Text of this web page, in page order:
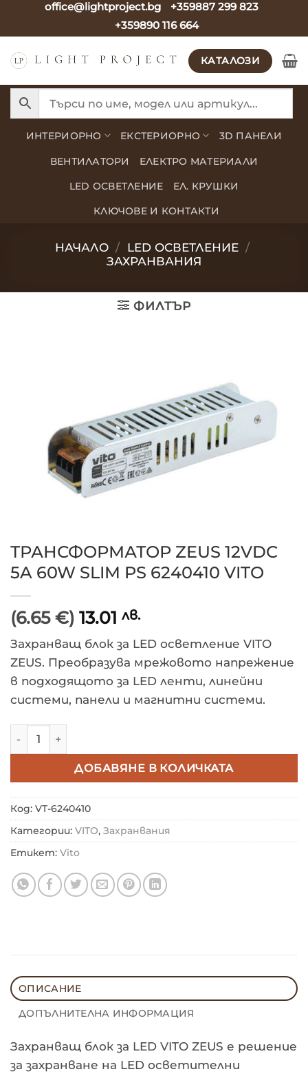
office@lightproject.bg
+359887 299 823
+359890 116 664
КАТАЛОЗИ
ИНТЕРИОРНО ЕКСТЕРИОРНО 3D ПАНЕЛИ
ВЕНТИЛАТОРИ ЕЛЕКТРО МАТЕРИАЛИ
LED ОСВЕТЛЕНИЕ ЕЛ. КРУШКИ
КЛЮЧОВЕ И КОНТАКТИ
НАЧАЛО / LED ОСВЕТЛЕНИЕ /
ЗАХРАНВАНИЯ
ФИЛТЪР
ТРАНСФОРМАТОР ZEUS 12VDC
5A 60W SLIM PS 6240410 VITO
(6.65 €) 13.01 лв.
Захранващ блок за LED осветление VITO
ZEUS. Преобразува мрежовото напрежение
в подходящото за LED ленти, линейни
системи, панели и магнитни системи.
количество за ТРАНСФОРМАТОР ZEUS 12VDC 5A 60W
ДОБАВЯНЕ В КОЛИЧКАТА
Код: VT-6240410
Категории: VITO, Захранвания
Етикет: Vito
ОПИСАНИЕ
ДОПЪЛНИТЕЛНА ИНФОРМАЦИЯ
Захранващ блок за LED VITO ZEUS е решение
за захранване на LED осветителни